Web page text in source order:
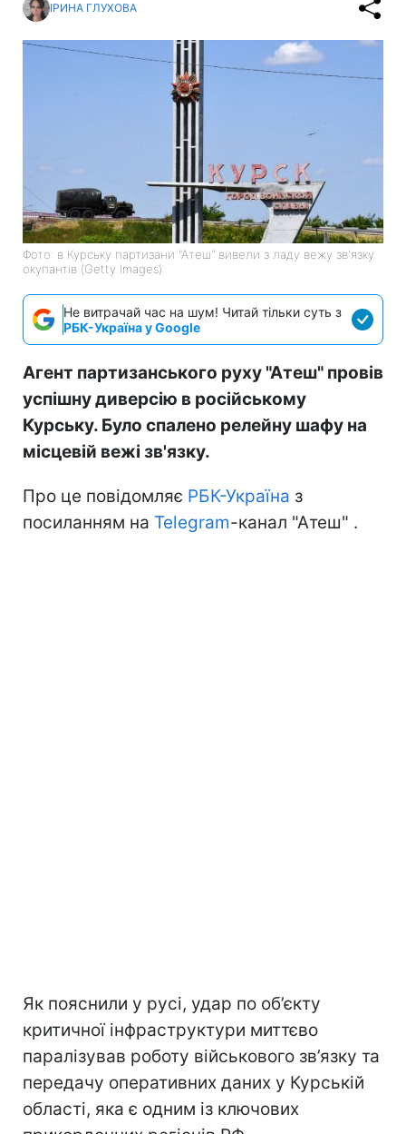
ІРИНА ГЛУХОВА
Фото: в Курську партизани "Атеш" вивели з ладу вежу зв'язку
окупантів (Getty Images)
Не витрачай час на шум! Читай тільки суть з
РБК-Україна у Google
Агент партизанського руху "Атеш" провів
успішну диверсію в російському
Курську. Було спалено релейну шафу на
місцевій вежі зв'язку.
Про це повідомляє РБК-Україна з
посиланням на Telegram-канал "Атеш" .
Як пояснили у русі, удар по об’єкту
критичної інфраструктури миттєво
паралізував роботу військового зв’язку та
передачу оперативних даних у Курській
області, яка є одним із ключових